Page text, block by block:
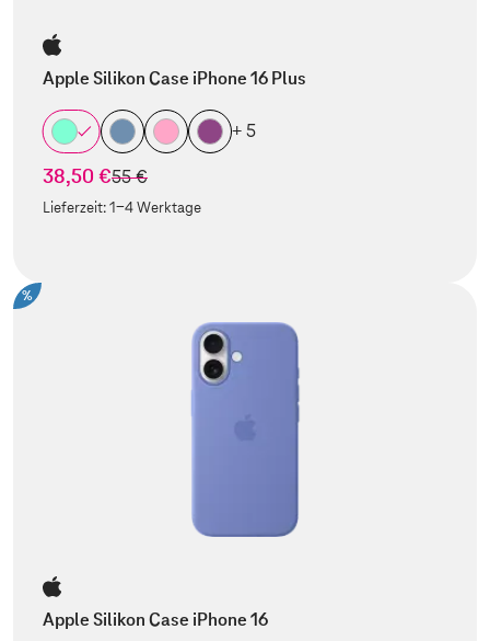
Apple Silikon Case iPhone 16 Plus
+ 5
38,50 €statt
55 €
Lieferzeit:1-4 Werktage
%
Apple Silikon Case iPhone 16